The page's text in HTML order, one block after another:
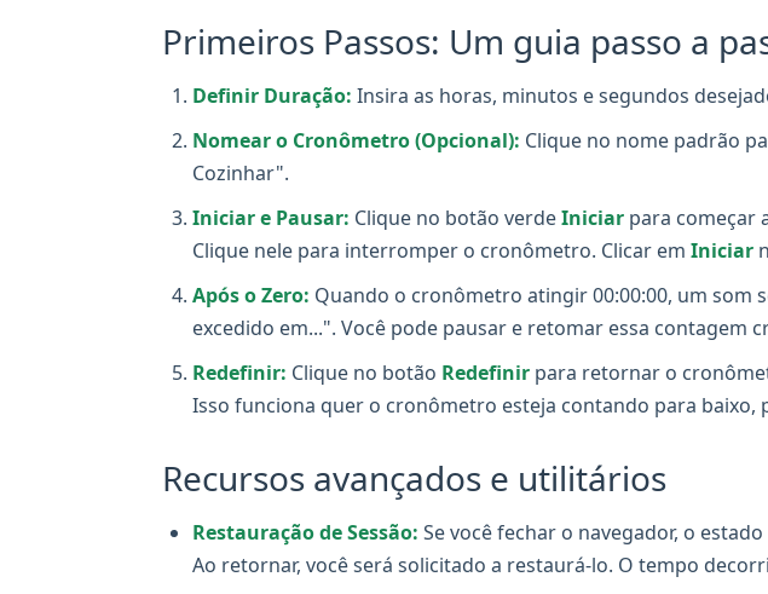
Primeiros Passos: Um guia passo a
Definir Duração: Insira as horas, minutos e segundos
Nomear o Cronômetro (Opcional): Clique no nome padrão
Cozinhar".
Iniciar e Pausar: Clique no botão verdeIniciar para começar
Clique nele para interromper o cronômetro. Clicar em Iniciar
Após o Zero: Quando o cronômetro atingir 00:00:00, um
excedido em...". Você pode pausar e retomar essa contagem
Redefinir: Clique no botão Redefinir para retornar o
Isso funciona quer o cronômetro esteja contando para baixo,
Recursos avançados e utilitários
Restauração de Sessão: Se você fechar o navegador, o
Ao retornar, você será solicitado a restaurá-lo. O tempo